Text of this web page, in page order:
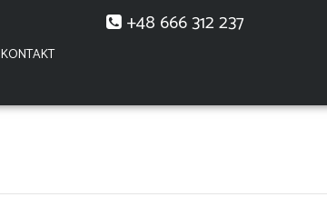
KONTAKT
+48 666 312 237